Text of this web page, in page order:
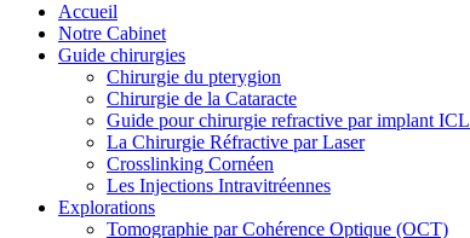
Accueil
Notre Cabinet
Guide chirurgies
Chirurgie du pterygion
Chirurgie de la Cataracte
Guide pour chirurgie refractive par implant ICL
La Chirurgie Réfractive par Laser
Crosslinking Cornéen
Les Injections Intravitréennes
Explorations
Tomographie par Cohérence Optique (OCT)